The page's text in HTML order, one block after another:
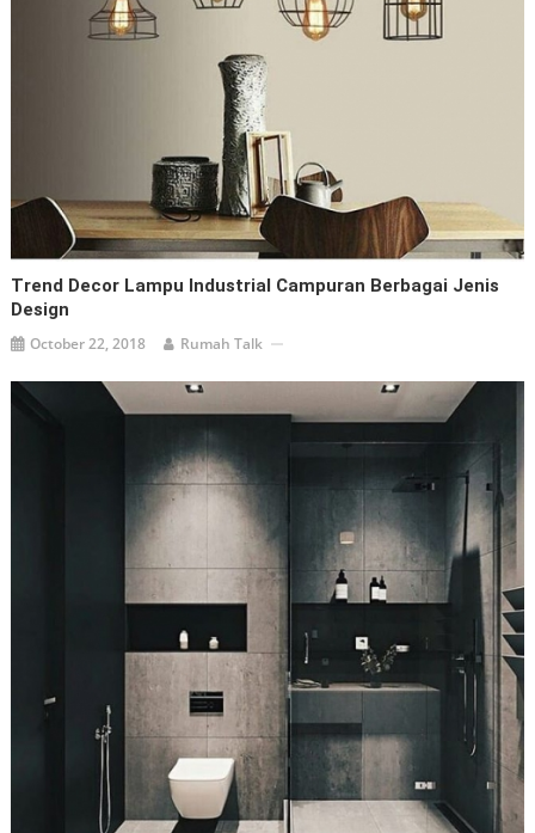
Trend Decor Lampu Industrial Campuran Berbagai Jenis
Design
October 22, 2018 Rumah Talk